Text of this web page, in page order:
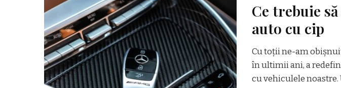
Ce trebuie
auto cu cip
Cu toții ne-am
în ultimii ani, a
cu vehiculele